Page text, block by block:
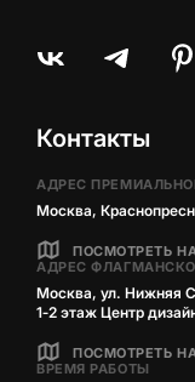
Контакты
АДРЕС
Москва,
ПОСМОТРЕТЬ
АДРЕС
Москва, ул. Нижняя
1‑2 этаж Центр
ПОСМОТРЕТЬ
ВРЕМЯ РАБОТЫ